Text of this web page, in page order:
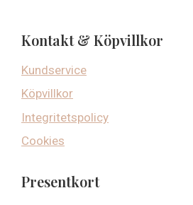
Kontakt & Köpvillkor
Kundservice
Köpvillkor
Integritetspolicy
Cookies
Presentkort